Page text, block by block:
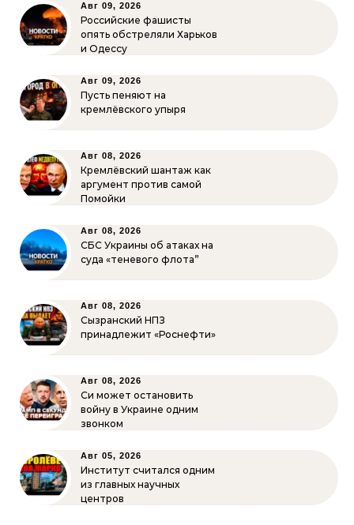
Авг 09, 2026
Российские фашисты
опять обстреляли Харьков
и Одессу
Авг 09, 2026
Пусть пеняют на
кремлёвского упыря
Авг 08, 2026
Кремлёвский шантаж как
аргумент против самой
Помойки
Авг 08, 2026
СБС Украины об атаках на
суда «теневого флота”
Авг 08, 2026
Сызранский НПЗ
принадлежит «Роснефти»
Авг 08, 2026
Си может остановить
войну в Украине одним
звонком
Авг 05, 2026
Институт считался одним
из главных научных
центров